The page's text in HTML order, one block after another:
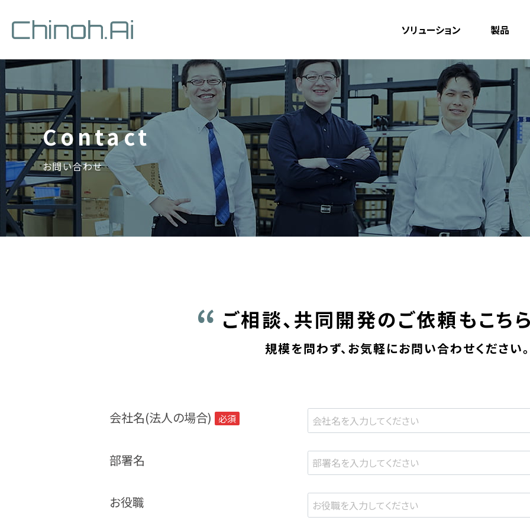
ソリューション 製品
お問い合わせ
ご相談、共同開発のご依頼もこち
規模を問わず、 お気軽にお問い合わせください。
会社名(法人の場合) 必須
部署名
お役職